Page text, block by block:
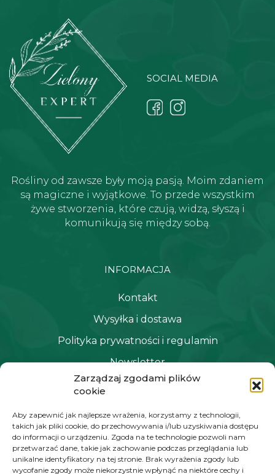
Zarządzaj zgodami plików
cookie
Aby zapewnić jak najlepsze wrażenia, korzystamy z technologii,
takich jak pliki cookie, do przechowywania i/lub uzyskiwania dostępu
do informacji o urządzeniu. Zgoda na te technologie pozwoli nam
przetwarzać dane, takie jak zachowanie podczas przeglądania lub
unikalne identyfikatory na tej stronie. Brak wyrażenia zgody lub
wycofanie zgody może niekorzystnie wpłynąć na niektóre cechy i
SOCIAL MEDIA
Rośliny od zawsze były moją pasją. Moim zdaniem
są magiczne i wyjątkowe. To przede wszystkim
żywe stworzenia, które czują, widzą, słyszą i
komunikują się między sobą.
INFORMACJA
Kontakt
Wysyłka i dostawa
Polityka prywatności i regulamin
Newsletter
Moje konto
Koszyk